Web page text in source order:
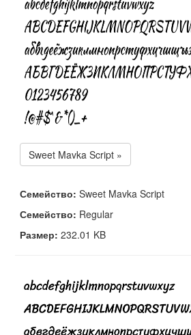
Sweet Mavka Script »
Семейство: Sweet Mavka Script
Семейство: Regular
Размер: 232.01 KB